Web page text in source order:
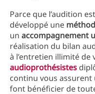
Parce que l’audition
développé une
un accompagnement
réalisation du bilan
à l’entretien illimité de
audioprothésistes
continu vous assurent
font bénéficier de